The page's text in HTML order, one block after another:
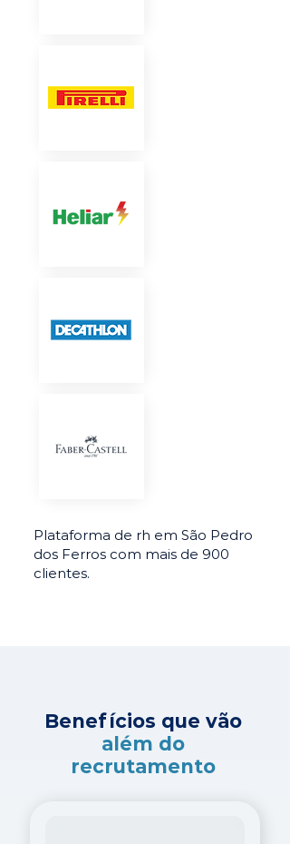
Plataforma de rh em São Pedro
dos Ferros com mais de 900
clientes.
Benefícios que vão
além do
recrutamento